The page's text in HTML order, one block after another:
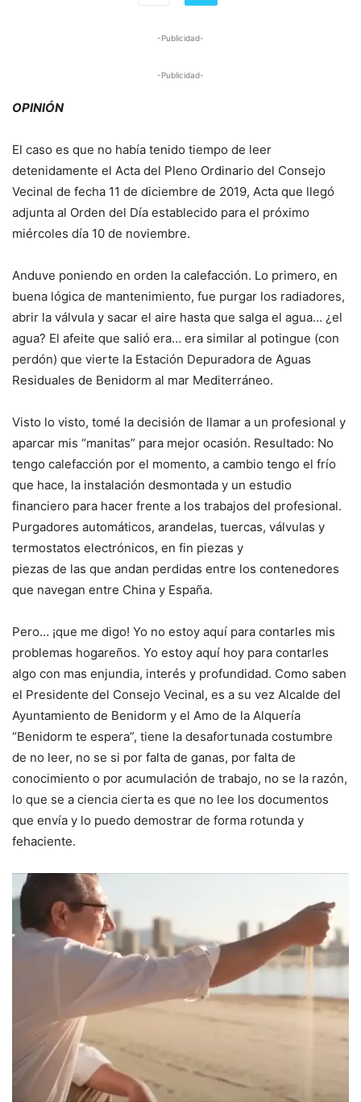
-Publicidad-
-Publicidad-
OPINIÓN
El caso es que no había tenido tiempo de leer
detenidamente el Acta del Pleno Ordinario del Consejo
Vecinal de fecha 11 de diciembre de 2019, Acta que llegó
adjunta al Orden del Día establecido para el próximo
miércoles día 10 de noviembre.
Anduve poniendo en orden la calefacción. Lo primero, en
buena lógica de mantenimiento, fue purgar los radiadores,
abrir la válvula y sacar el aire hasta que salga el agua… ¿el
agua? El afeite que salió era… era similar al potingue (con
perdón) que vierte la Estación Depuradora de Aguas
Residuales de Benidorm al mar Mediterráneo.
Visto lo visto, tomé la decisión de llamar a un profesional y
aparcar mis “manitas” para mejor ocasión. Resultado: No
tengo calefacción por el momento, a cambio tengo el frío
que hace, la instalación desmontada y un estudio
financiero para hacer frente a los trabajos del profesional.
Purgadores automáticos, arandelas, tuercas, válvulas y
termostatos electrónicos, en fin piezas y
piezas de las que andan perdidas entre los contenedores
que navegan entre China y España.
Pero… ¡que me digo! Yo no estoy aquí para contarles mis
problemas hogareños. Yo estoy aquí hoy para contarles
algo con mas enjundia, interés y profundidad. Como saben
el Presidente del Consejo Vecinal, es a su vez Alcalde del
Ayuntamiento de Benidorm y el Amo de la Alquería
“Benidorm te espera”, tiene la desafortunada costumbre
de no leer, no se si por falta de ganas, por falta de
conocimiento o por acumulación de trabajo, no se la razón,
lo que se a ciencia cierta es que no lee los documentos
que envía y lo puedo demostrar de forma rotunda y
fehaciente.